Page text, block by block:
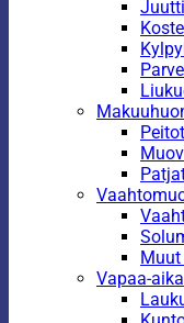
Vapaa-aika